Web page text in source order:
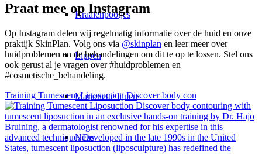
Kraaienpootjes
Lippen
Marionette lijnen
Neus
Praat mee op Instagram
Op Instagram delen wij regelmatig informatie over de huid en onze
praktijk SkinPlan. Volg ons via @skinplan en leer meer over
huidproblemen en de behandelingen om dit te op te lossen. Stel ons
ook gerust al je vragen over #huidproblemen en
#cosmetische_behandeling.
Training Tumescent Liposuction Discover body con